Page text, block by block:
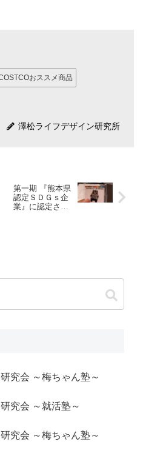
おススメ商品
澤松ライフデザイン研究所
第一期 『熊本県
認定ＳＤＧｓ企
業』に認定され
究会 ～梅ちゃん塾～
究会 ～就活塾～
究会 ～梅ちゃん塾～